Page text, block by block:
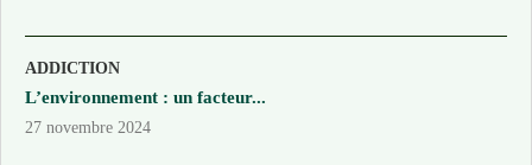
ADDICTION
L’environnement : un facteur...
27 novembre 2024